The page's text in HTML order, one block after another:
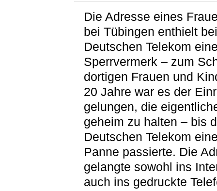
Die Adresse eines
bei Tübingen enthielt
Deutschen Telekom
Sperrvermerk – zum
dortigen Frauen und
20 Jahre war es der
gelungen, die
geheim zu halten – bis
Deutschen Telekom
Panne passierte. Die
gelangte sowohl ins
auch ins gedruckte